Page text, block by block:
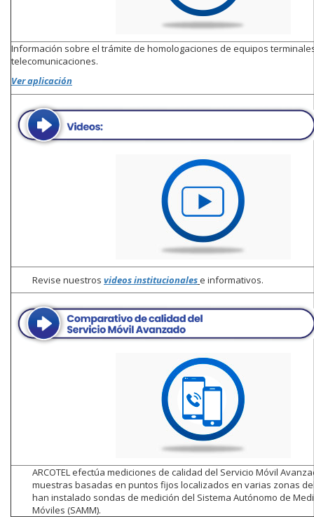
Información sobre el trámite de homologaciones de equipos
telecomunicaciones.
Ver aplicación
Revise nuestros videos institucionalese informativos.
ARCOTEL efectúa mediciones de calidad del Servicio Móvil
muestras basadas en puntos fijos localizados en varias zonas
han instalado sondas de medición del Sistema Autónomo de
Móviles (SAMM).